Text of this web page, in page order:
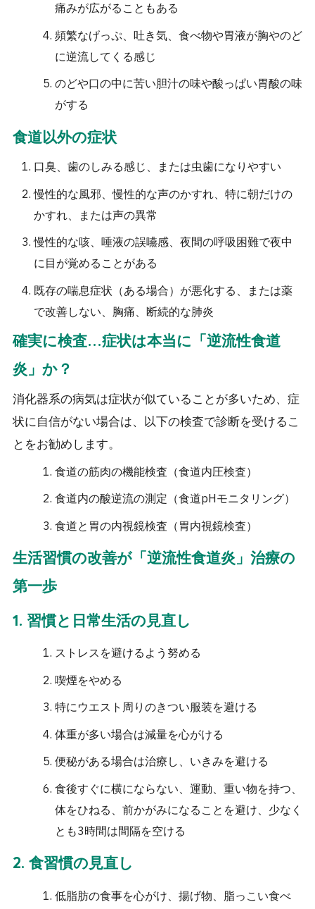
痛みが広がることもある
頻繁なげっぷ、吐き気、食べ物や胃液が胸やのど
に逆流してくる感じ
のどや口の中に苦い胆汁の味や酸っぱい胃酸の味
がする
食道以外の症状
口臭、歯のしみる感じ、または虫歯になりやすい
慢性的な風邪、慢性的な声のかすれ、特に朝だけの
かすれ、または声の異常
慢性的な咳、唾液の誤嚥感、夜間の呼吸困難で夜中
に目が覚めることがある
既存の喘息症状（ある場合）が悪化する、または薬
で改善しない、胸痛、断続的な肺炎
確実に検査…症状は本当に「逆流性食道
炎」か？
消化器系の病気は症状が似ていることが多いため、症
状に自信がない場合は、以下の検査で診断を受けるこ
とをお勧めします。
食道の筋肉の機能検査（食道内圧検査）
食道内の酸逆流の測定（食道pHモニタリング）
食道と胃の内視鏡検査（胃内視鏡検査）
生活習慣の改善が「逆流性食道炎」治療の
第一歩
1. 習慣と日常生活の見直し
ストレスを避けるよう努める
喫煙をやめる
特にウエスト周りのきつい服装を避ける
体重が多い場合は減量を心がける
便秘がある場合は治療し、いきみを避ける
食後すぐに横にならない、運動、重い物を持つ、
体をひねる、前かがみになることを避け、少なく
とも3時間は間隔を空ける
2. 食習慣の見直し
低脂肪の食事を心がけ、揚げ物、脂っこい食べ